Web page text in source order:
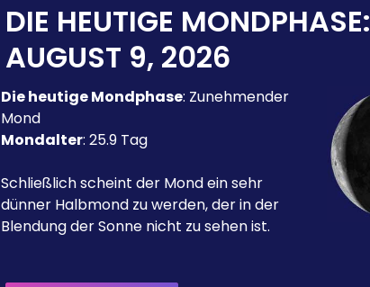
DIE HEUTIGE MONDPHASE:
AUGUST 9, 2026
Die heutige Mondphase: Zunehmender
Mond
Mondalter: 25.9 Tag
Schließlich scheint der Mond ein sehr
dünner Halbmond zu werden, der in der
Blendung der Sonne nicht zu sehen ist.